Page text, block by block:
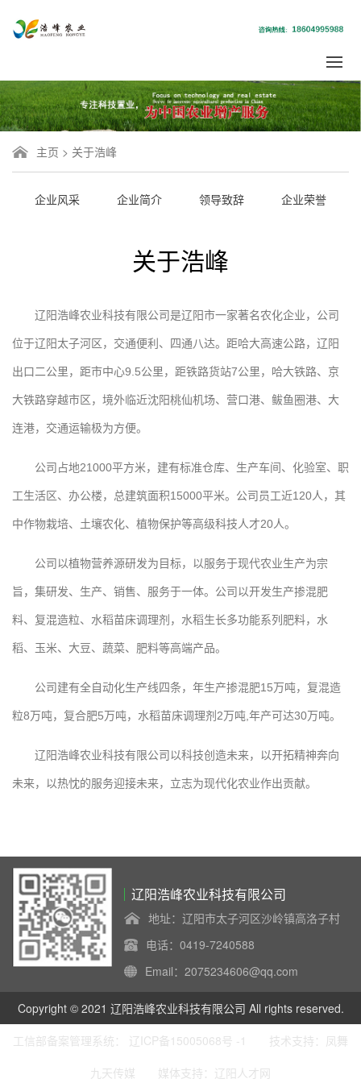
主页 > 关于浩峰
企业风采 企业简介 领导致辞 企业荣誉
关于浩峰
辽阳浩峰农业科技有限公司是辽阳市一家著名农化企业，公司
位于辽阳太子河区，交通便利、四通八达。距哈大高速公路，辽阳
出口二公里，距市中心9.5公里，距铁路货站7公里，哈大铁路、京
大铁路穿越市区，境外临近沈阳桃仙机场、营口港、鲅鱼圈港、大
连港，交通运输极为方便。
公司占地21000平方米，建有标准仓库、生产车间、化验室、职
工生活区、办公楼，总建筑面积15000平米。公司员工近120人，其
中作物栽培、土壤农化、植物保护等高级科技人才20人。
公司以植物营养源研发为目标，以服务于现代农业生产为宗
旨，集研发、生产、销售、服务于一体。公司以开发生产掺混肥
料、复混造粒、水稻苗床调理剂，水稻生长多功能系列肥料，水
稻、玉米、大豆、蔬菜、肥料等高端产品。
公司建有全自动化生产线四条，年生产掺混肥15万吨，复混造
粒8万吨，复合肥5万吨，水稻苗床调理剂2万吨,年产可达30万吨。
辽阳浩峰农业科技有限公司以科技创造未来，以开拓精神奔向
未来，以热忱的服务迎接未来，立志为现代化农业作出贡献。
辽阳浩峰农业科技有限公司
地址：辽阳市太子河区沙岭镇高洛子村
电话：0419-7240588
Email：2075234606@qq.com
Copyright © 2021 辽阳浩峰农业科技有限公司 All rights reserved.
工信部备案管理系统： 辽ICP备15005068号 -1 技术支持： 凤舞
九天传媒 媒体支持： 辽阳人才网